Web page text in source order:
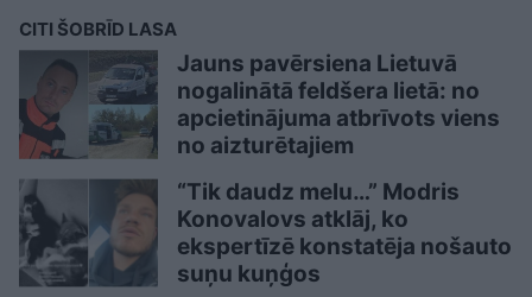
CITI ŠOBRĪD LASA
Jauns pavērsiena Lietuvā
nogalinātā feldšera lietā: no
apcietinājuma atbrīvots viens
no aizturētajiem
“Tik daudz melu…” Modris
Konovalovs atklāj, ko
ekspertīzē konstatēja nošauto
suņu kuņģos